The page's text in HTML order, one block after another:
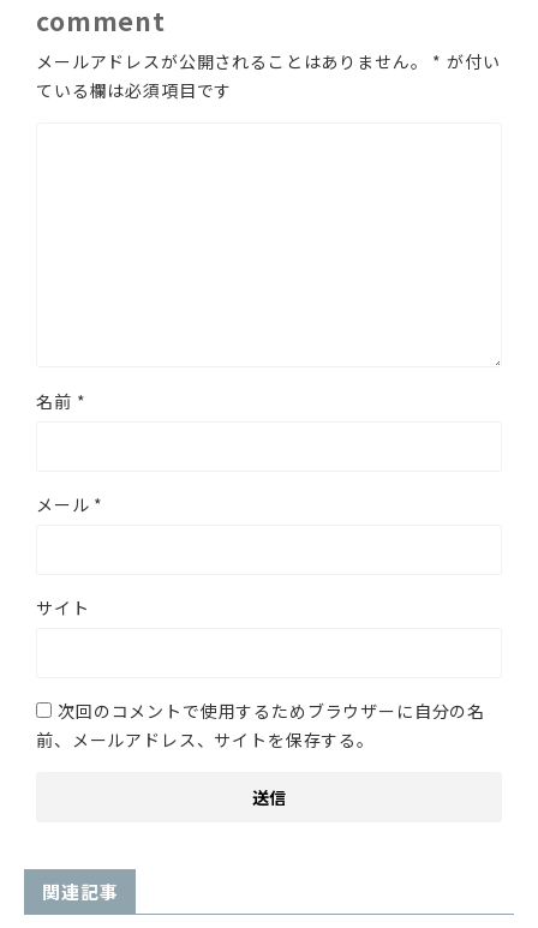
comment
メールアドレスが公開されることはありません。 * が付い
ている欄は必須項目です
名前 *
メール *
サイト
次回のコメントで使用するためブラウザーに自分の名
前、メールアドレス、サイトを保存する。
関連記事